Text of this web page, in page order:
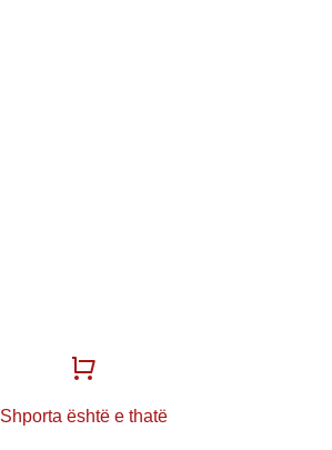
Shporta është e thatë